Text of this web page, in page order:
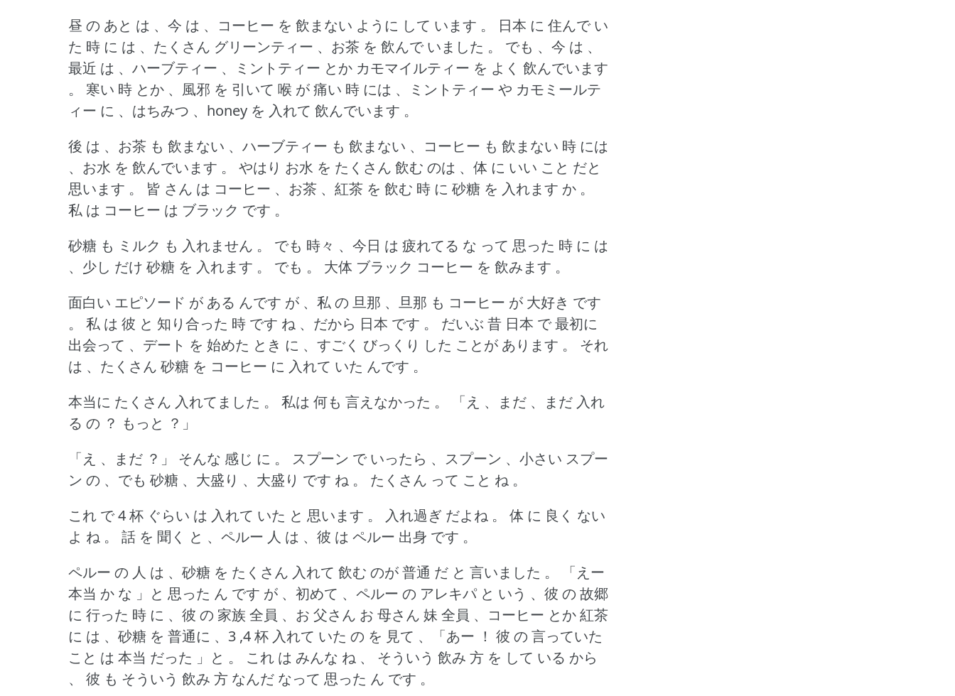
昼 の あと は 、今 は 、コーヒー を 飲まない ように して います 。
日本 に 住んで い
た 時 に は 、たくさん グリーンティー 、お茶 を 飲んで いました 。
でも 、今 は 、
最近 は 、ハーブティー 、ミントティー とか カモマイルティー を よく 飲んでいます
。
寒い 時 とか 、風邪 を 引いて 喉 が 痛い 時 には 、ミントティー や カモミールテ
ィー に 、はちみつ 、honey を 入れて 飲んでいます 。
後 は 、お茶 も 飲まない 、ハーブティー も 飲まない 、コーヒー も 飲まない 時 には
、お水 を 飲んでいます 。
やはり お水 を たくさん 飲む のは 、体 に いい こと だと
思います 。
皆 さん は コーヒー 、お茶 、紅茶 を 飲む 時 に 砂糖 を 入れます か 。
私 は コーヒー は ブラック です 。
砂糖 も ミルク も 入れません 。
でも 時々 、今日 は 疲れてる な って 思った 時 に は
、少し だけ 砂糖 を 入れます 。
でも 。
大体 ブラック コーヒー を 飲みます 。
面白い エピソード が ある んです が 、私 の 旦那 、旦那 も コーヒー が 大好き です
。
私 は 彼 と 知り合った 時 です ね 、だから 日本 です 。
だいぶ 昔 日本 で 最初に
出会って 、デート を 始めた とき に 、すごく びっくり した ことが あります 。
それ
は 、たくさん 砂糖 を コーヒー に 入れて いた んです 。
本当に たくさん 入れてました 。
私は 何も 言えなかった 。
「え 、まだ 、まだ 入れ
る の ？ もっと ？」
「え 、まだ ？」
そんな 感じ に 。
スプーン で いったら 、スプーン 、小さい スプー
ン の 、でも 砂糖 、大盛り 、大盛り です ね 。
たくさん って こと ね 。
これ で 4 杯 ぐらい は 入れて いた と 思います 。
入れ過ぎ だよね 。
体 に 良く ない
よ ね 。
話 を 聞く と 、ペルー 人 は 、彼 は ペルー 出身 です 。
ペルー の 人 は 、砂糖 を たくさん 入れて 飲む のが 普通 だ と 言いました 。
「えー
本当 か な 」と 思った ん です が 、初めて 、ペルー の アレキパ と いう 、彼 の 故郷
に 行った 時 に 、彼 の 家族 全員 、お 父さん お 母さん 妹 全員 、コーヒー とか 紅茶
に は 、砂糖 を 普通に 、3 ,4 杯 入れて いた の を 見て 、「あー ！ 彼 の 言っていた
こと は 本当 だった 」と 。
これ は みんな ね 、 そういう 飲み 方 を して いる から
、 彼 も そういう 飲み 方 なんだ なって 思った ん です 。